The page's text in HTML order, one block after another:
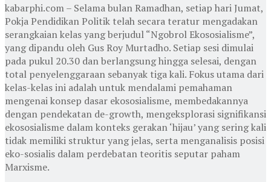
kabarphi.com – Selama bulan Ramadhan, setiap hari Jumat,
Pokja Pendidikan Politik telah secara teratur mengadakan
serangkaian kelas yang berjudul “Ngobrol Ekososialisme”,
yang dipandu oleh Gus Roy Murtadho. Setiap sesi dimulai
pada pukul 20.30 dan berlangsung hingga selesai, dengan
total penyelenggaraan sebanyak tiga kali. Fokus utama dari
kelas-kelas ini adalah untuk mendalami pemahaman
mengenai konsep dasar ekososialisme, membedakannya
dengan pendekatan de-growth, mengeksplorasi signifikansi
ekososialisme dalam konteks gerakan ‘hijau’ yang sering kali
tidak memiliki struktur yang jelas, serta menganalisis posisi
eko-sosialis dalam perdebatan teoritis seputar paham
Marxisme.